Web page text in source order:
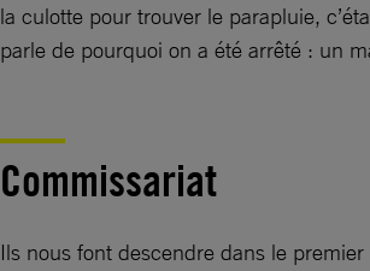
la culotte pour trouver le parapluie,
parle de pourquoi on a été arrêté : un
Commissariat
Ils nous font descendre dans le